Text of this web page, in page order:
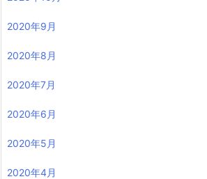
2020年9月
2020年8月
2020年7月
2020年6月
2020年5月
2020年4月